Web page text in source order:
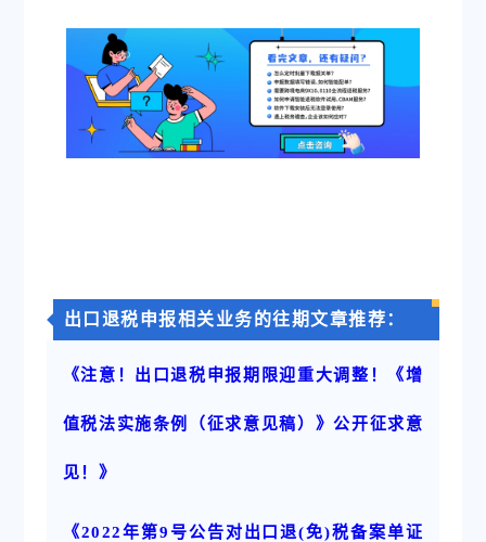
出口退税申报相关业务的往期文章推荐：
《注意！出口退税申报期限迎重大调整！《增
值税法实施条例（征求意见稿）》公开征求意
见！》
《2022年第9号公告对出口退(免)税备案单证